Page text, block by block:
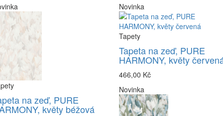
na zeď, PURE
květy béžová
Novinka
Tapety
Tapeta na zeď, PURE
HARMONY, květy
466,00 Kč
Novinka